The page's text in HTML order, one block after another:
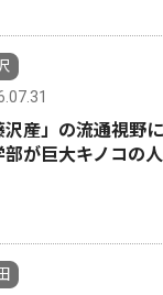
沢産」の流通視
部が巨大キノコの